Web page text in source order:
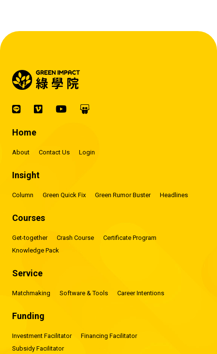
Home
About Contact Us Login
Insight
Column Green Quick Fix Green Rumor Buster Headlines
Courses
Get-together Crash Course
Certificate Program
Knowledge Pack
Service
Matchmaking Software & Tools Career Intentions
Funding
Investment Facilitator
Financing Facilitator
Subsidy Facilitator